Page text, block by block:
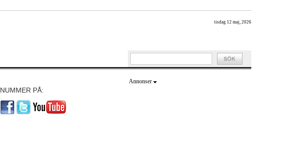
tisdag 12 maj, 2026
NUMMER PÅ:
Annonser